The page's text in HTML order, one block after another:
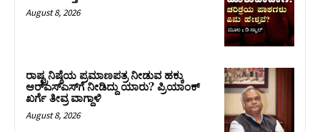
August 8, 2026
ರಾಷ್ಟ್ರನಿಷ್ಠೆಯ ಪ್ರಮಾಣಪತ್ರ ನೀಡುವ ಹಕ್ಕು
ಆರ್‌ಎಸ್‌ಎಸ್‌ಗೆ ನೀಡಿದ್ದು ಯಾರು? ಪ್ರಿಯಾಂಕ್
ಖರ್ಗೆ ತೀವ್ರ ವಾಗ್ದಾಳಿ
August 8, 2026